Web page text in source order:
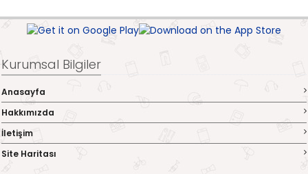
Kurumsal Bilgiler
Anasayfa
Hakkımızda
İletişim
Site Haritası